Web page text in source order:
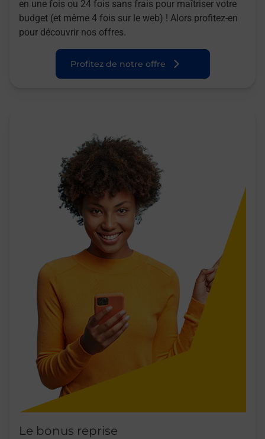
en une fois ou 24 fois sans frais pour maîtriser votre
budget (et même 4 fois sur le web) ! Alors profitez-en
pour découvrir nos offres.
Profitez de notre offre
Le bonus reprise